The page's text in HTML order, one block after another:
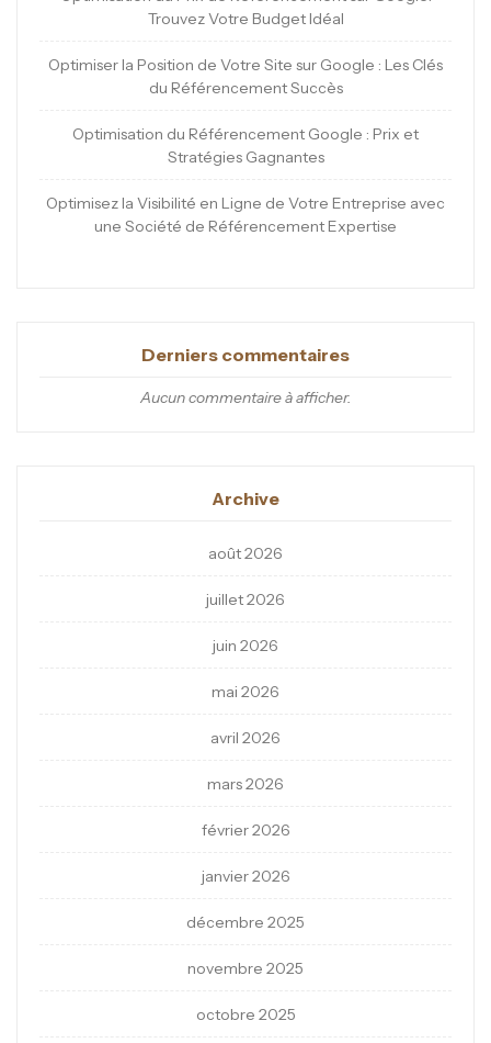
Trouvez Votre Budget Idéal
Optimiser la Position de Votre Site sur Google : Les Clés
du Référencement Succès
Optimisation du Référencement Google : Prix et
Stratégies Gagnantes
Optimisez la Visibilité en Ligne de Votre Entreprise avec
une Société de Référencement Expertise
Derniers commentaires
Aucun commentaire à afficher.
Archive
août 2026
juillet 2026
juin 2026
mai 2026
avril 2026
mars 2026
février 2026
janvier 2026
décembre 2025
novembre 2025
octobre 2025